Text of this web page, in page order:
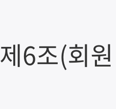
제6조(회